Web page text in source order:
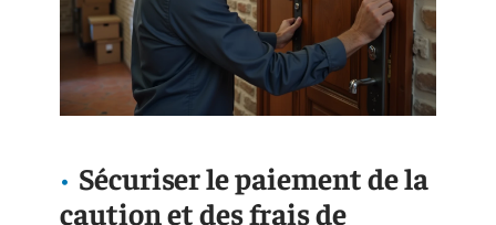
Sécuriser le paiement de la
caution et des frais de